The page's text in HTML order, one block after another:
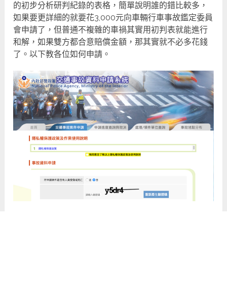
的初步分析研判紀錄的表格，簡單說明誰的錯比較多，
如果要更詳細的就要花3,000元向車輛行車事故鑑定委員
會申請了，但普通不複雜的車禍其實用初判表就能進行
和解，如果雙方都合意賠償金額，那其實就不必多花錢
了。以下教各位如何申請。